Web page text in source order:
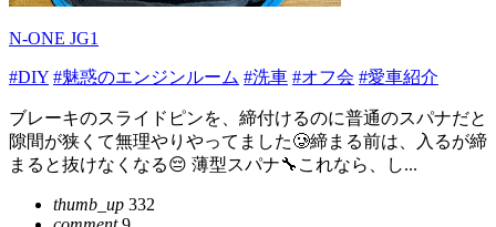
N-ONE JG1
#DIY #魅惑のエンジンルーム #洗車 #オフ会 #愛車紹介
ブレーキのスライドピンを、締付けるのに普通のスパナだと
隙間が狭くて無理やりやってました🥲締まる前は、入るが締
まると抜けなくなる😔 薄型スパナ🔧これなら、し...
thumb_up 332